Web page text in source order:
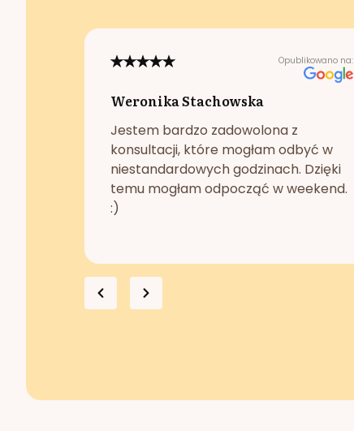
Opublikowano na:
Weronika Stachowska
Jestem bardzo zadowolona z
konsultacji, które mogłam odbyć w
niestandardowych godzinach. Dzięki
temu mogłam odpocząć w weekend.
:)